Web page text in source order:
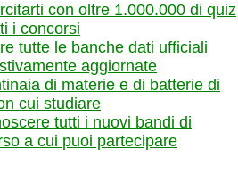
con oltre 1.000.000 di quiz
i concorsi
tutte le banche dati ufficiali
aggiornate
di materie e di batterie di
cui studiare
tutti i nuovi bandi di
a cui puoi partecipare